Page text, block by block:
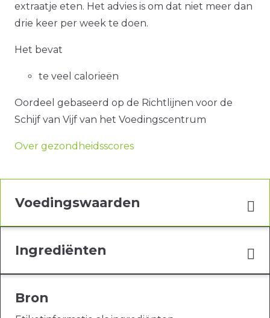
extraatje eten. Het advies is om dat niet meer dan
drie keer per week te doen.
Het bevat
te veel calorieën
Oordeel gebaseerd op de Richtlijnen voor de
Schijf van Vijf van het Voedingscentrum
Over gezondheidsscores
Voedingswaarden
Ingrediënten
Bron